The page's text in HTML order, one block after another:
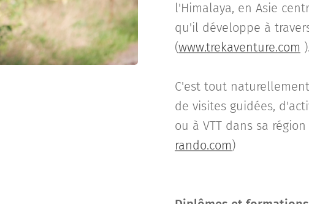
l'Himalaya, en Asie
qu'il développe à
(www.trekaventure.com ).
C'est tout
de visites guidées,
ou à VTT dans sa
rando.com)